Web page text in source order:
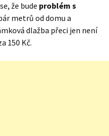
že bude problém s
metrů od domu a
dlažba přeci jen není
150 Kč.